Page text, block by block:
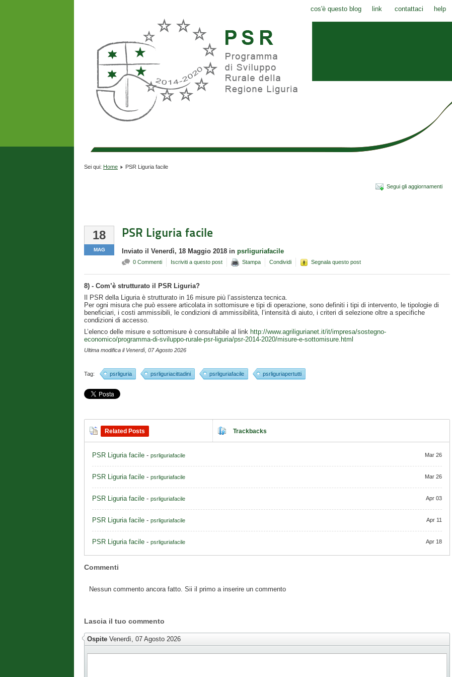
cos'è questo blog link contattaci help
Sei qui: Home PSR Liguria facile
Segui gli aggiornamenti
18
MAG
PSR Liguria facile
Inviato il Venerdì, 18 Maggio 2018 in psrliguriafacile
0 Commenti Iscriviti a questo post Stampa Condividi Segnala questo post
8) - Com’è strutturato il PSR Liguria?
Il PSR della Liguria è strutturato in 16 misure più l’assistenza tecnica.
Per ogni misura che può essere articolata in sottomisure e tipi di operazione, sono definiti i tipi di intervento, le tipologie di
beneficiari, i costi ammissibili, le condizioni di ammissibilità, l’intensità di aiuto, i criteri di selezione oltre a specifiche
condizioni di accesso.
L’elenco delle misure e sottomisure è consultabile al link http://www.agriligurianet.it/it/impresa/sostegno-
economico/programma-di-sviluppo-rurale-psr-liguria/psr-2014-2020/misure-e-sottomisure.html
Ultima modifica il Venerdì, 07 Agosto 2026
Tag: psrliguria psrliguriacittadini psrliguriafacile psrliguriapertutti
Related Posts Trackbacks
PSR Liguria facile - psrliguriafacile Mar 26
PSR Liguria facile - psrliguriafacile Mar 26
PSR Liguria facile - psrliguriafacile Apr 03
PSR Liguria facile - psrliguriafacile Apr 11
PSR Liguria facile - psrliguriafacile Apr 18
Commenti
Nessun commento ancora fatto. Sii il primo a inserire un commento
Lascia il tuo commento
Ospite Venerdì, 07 Agosto 2026